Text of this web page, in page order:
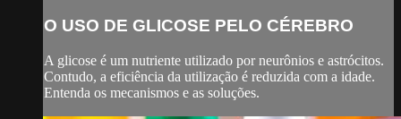
O USO DE GLICOSE PELO CÉREBRO
A glicose é um nutriente utilizado por neurônios e astrócitos.
Contudo, a eficiência da utilização é reduzida com a idade.
Entenda os mecanismos e as soluções.